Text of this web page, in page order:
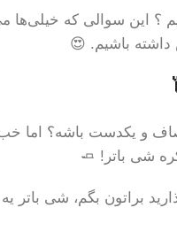
؟ این سوالی که
باشیم. 😍
و یکدست باشه؟ اما
شی باتر! 🧈
براتون بگم، شی